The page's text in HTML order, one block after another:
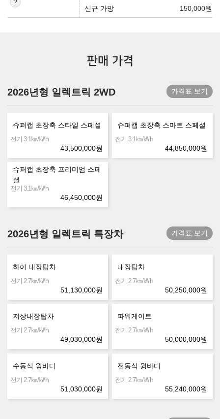
신규 가망 150,000원
판매 가격
2026년형 일렉트릭 2WD 가격표 보기
슈퍼캡 초장축 스타일 스페셜
전기 3.1㎞/㎾h
43,500,000원
슈퍼캡 초장축 스마트 스페셜
전기 3.1㎞/㎾h
44,850,000원
슈퍼캡 초장축 프리미엄 스페
셜
전기 3.1㎞/㎾h
46,450,000원
2026년형 일렉트릭 특장차 가격표 보기
하이 내장탑차
전기 2.7㎞/㎾h
51,130,000원
내장탑차
전기 2.7㎞/㎾h
50,250,000원
저상내장탑차
전기 2.7㎞/㎾h
49,030,000원
파워게이트
전기 2.7㎞/㎾h
50,000,000원
수동식 윙바디
전기 2.7㎞/㎾h
51,030,000원
전동식 윙바디
전기 2.7㎞/㎾h
55,240,000원